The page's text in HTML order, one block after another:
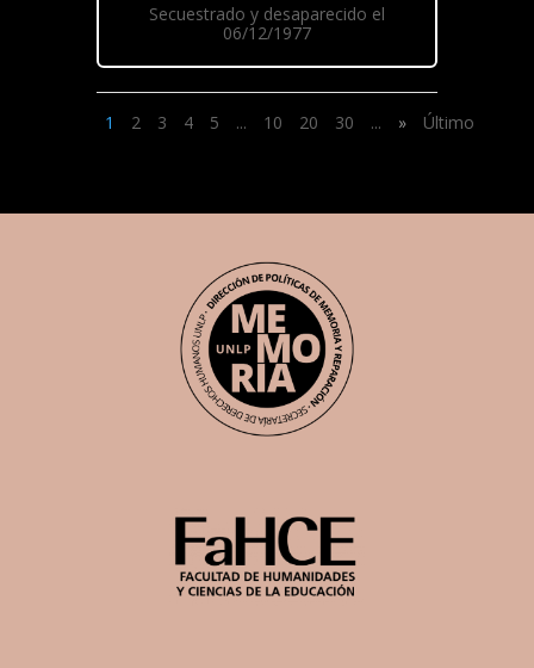
Secuestrado y desaparecido el
06/12/1977
1 2 3 4 5 ... 10 20 30 ... » Último